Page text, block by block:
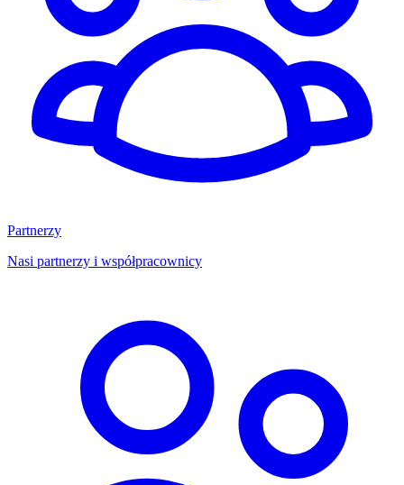
Partnerzy
Nasi partnerzy i współpracownicy